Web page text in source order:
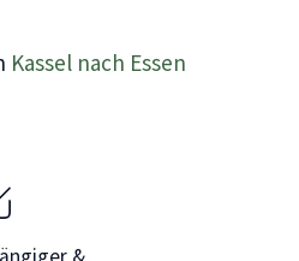
Kassel nach Essen